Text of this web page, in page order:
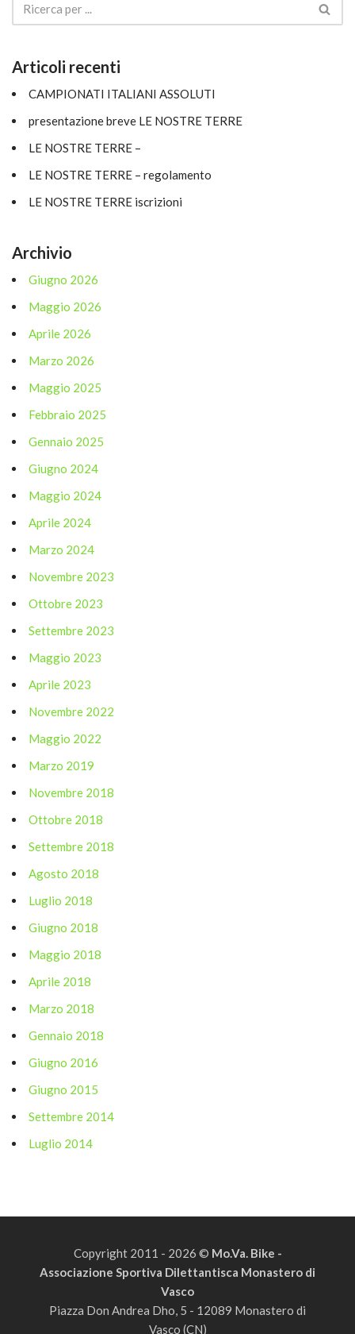
Articoli recenti
CAMPIONATI ITALIANI ASSOLUTI
presentazione breve LE NOSTRE TERRE
LE NOSTRE TERRE –
LE NOSTRE TERRE – regolamento
LE NOSTRE TERRE iscrizioni
Archivio
Giugno 2026
Maggio 2026
Aprile 2026
Marzo 2026
Maggio 2025
Febbraio 2025
Gennaio 2025
Giugno 2024
Maggio 2024
Aprile 2024
Marzo 2024
Novembre 2023
Ottobre 2023
Settembre 2023
Maggio 2023
Aprile 2023
Novembre 2022
Maggio 2022
Marzo 2019
Novembre 2018
Ottobre 2018
Settembre 2018
Agosto 2018
Luglio 2018
Giugno 2018
Maggio 2018
Aprile 2018
Marzo 2018
Gennaio 2018
Giugno 2016
Giugno 2015
Settembre 2014
Luglio 2014
Copyright 2011 - 2026 © Mo.Va. Bike -
Associazione Sportiva Dilettantisca Monastero di
Vasco
Piazza Don Andrea Dho, 5 - 12089 Monastero di
Vasco (CN)